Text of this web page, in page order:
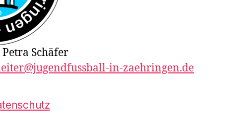
Schäfer
in-zaehringen.de